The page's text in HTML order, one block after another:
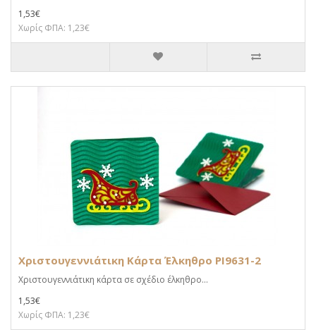
1,53€
Χωρίς ΦΠΑ: 1,23€
Χριστουγεννιάτικη Κάρτα Έλκηθρο PI9631-2
Χριστουγεννιάτικη κάρτα σε σχέδιο έλκηθρο...
1,53€
Χωρίς ΦΠΑ: 1,23€